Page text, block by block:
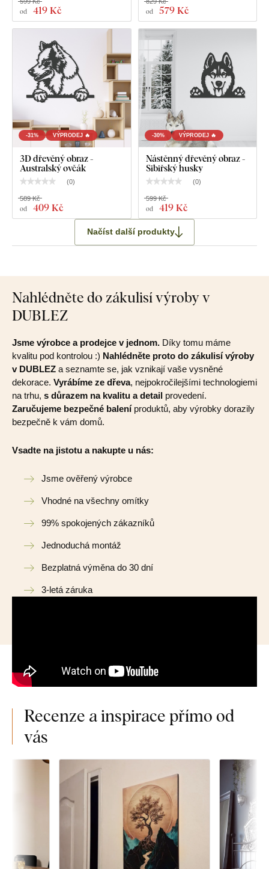
od 419 Kč od 579 Kč
-31% VÝPRODEJ 🔥
3D dřevěný obraz -
Australský ovčák
(0)
od 409 Kč
589 Kč
-30% VÝPRODEJ 🔥
Nástěnný dřevěný obraz -
Sibiřský husky
(0)
od 419 Kč
599 Kč
Načíst další produkty
Nahlédněte do zákulisí výroby v
DUBLEZ
Jsme výrobce a prodejce v jednom. Díky tomu máme
kvalitu pod kontrolou :) Nahlédněte proto do zákulisí výroby
v DUBLEZ a seznamte se, jak vznikají vaše vysněné
dekorace. Vyrábíme ze dřeva, nejpokročilejšími technologiemi
na trhu, s důrazem na kvalitu a detail provedení.
Zaručujeme bezpečné baleníproduktů, aby výrobky dorazily
bezpečně k vám domů.
Vsadte na jistotu a nakupte u nás:
Jsme ověřený výrobce
Vhodné na všechny omítky
99% spokojených zákazníků
Jednoduchá montáž
Bezplatná výměna do 30 dní
3-letá záruka
Recenze a inspirace přímo od
vás